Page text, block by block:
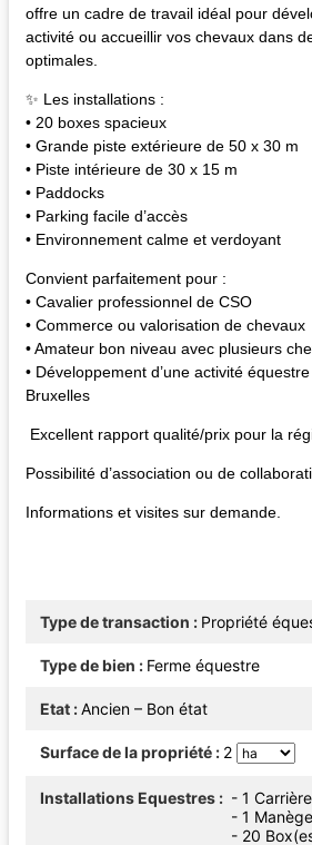
offre un cadre de travail idéal pour
activité ou accueillir vos chevaux dans
optimales.
✨ Les installations :
• 20 boxes spacieux
• Grande piste extérieure de 50 x 30 m
• Piste intérieure de 30 x 15 m
• Paddocks
• Parking facile d’accès
• Environnement calme et verdoyant
Convient parfaitement pour :
• Cavalier professionnel de CSO
• Commerce ou valorisation de chevaux
• Amateur bon niveau avec plusieurs
• Développement d’une activité
Bruxelles
Excellent rapport qualité/prix pour la
Possibilité d’association ou de
Informations et visites sur demande.
Type de transaction Propriété
Type de bien Ferme équestre
Etat Ancien – Bon état
Surface de la propriété 2
Installations Equestres
- 1
- 1
- 20